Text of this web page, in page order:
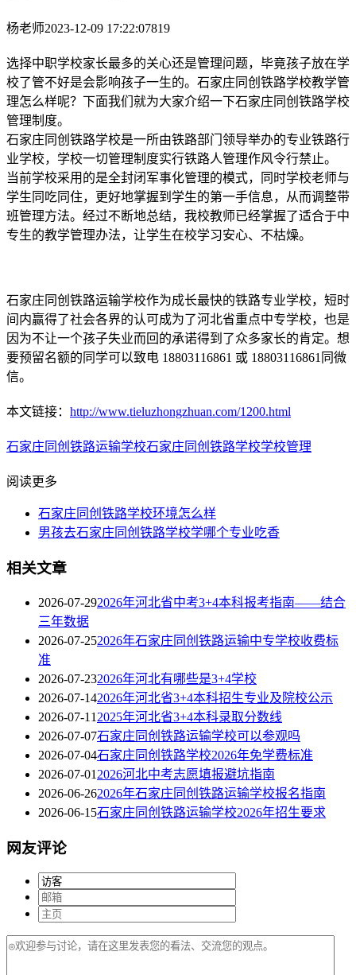
杨老师2023-12-09 17:22:07819
选择中职学校家长最多的关心还是管理问题，毕竟孩子放在学
校了管不好是会影响孩子一生的。石家庄同创铁路学校教学管
理怎么样呢？下面我们就为大家介绍一下石家庄同创铁路学校
管理制度。
石家庄同创铁路学校是一所由铁路部门领导举办的专业铁路行
业学校，学校一切管理制度实行铁路人管理作风令行禁止。
当前学校采用的是全封闭军事化管理的模式，同时学校老师与
学生同吃同住，更好地掌握到学生的第一手信息，从而调整带
班管理方法。经过不断地总结，我校教师已经掌握了适合于中
专生的教学管理办法，让学生在校学习安心、不枯燥。
石家庄同创铁路运输学校作为成长最快的铁路专业学校，短时
间内赢得了社会各界的认可成为了河北省重点中专学校，也是
因为不让一个孩子失业而回的承诺得到了众多家长的肯定。想
要预留名额的同学可以致电 18803116861 或 18803116861同微
信。
本文链接： http://www.tieluzhongzhuan.com/1200.html
石家庄同创铁路运输学校石家庄同创铁路学校学校管理
阅读更多
石家庄同创铁路学校环境怎么样
男孩去石家庄同创铁路学校学哪个专业吃香
相关文章
2026-07-292026年河北省中考3+4本科报考指南——结合
三年数据
2026-07-252026年石家庄同创铁路运输中专学校收费标
准
2026-07-232026年河北有哪些是3+4学校
2026-07-142026年河北省3+4本科招生专业及院校公示
2026-07-11 2025年河北省3+4本科录取分数线
2026-07-07石家庄同创铁路运输学校可以参观吗
2026-07-04石家庄同创铁路学校2026年免学费标准
2026-07-01 2026河北中考志愿填报避坑指南
2026-06-262026年石家庄同创铁路运输学校报名指南
2026-06-15石家庄同创铁路运输学校2026年招生要求
网友评论